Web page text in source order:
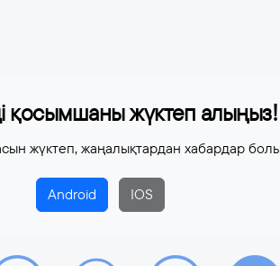
қосымшаны жүктеп алыңыз!
жүктеп, жаңалықтардан хабардар
Android IOS